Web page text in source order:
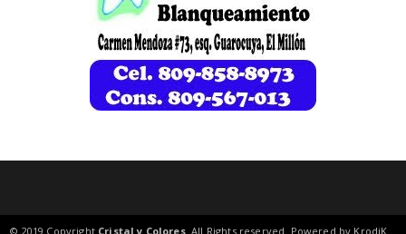
© 2019 Copyright Cristal y Colores. All Rights reserved. Powered by KrodiK